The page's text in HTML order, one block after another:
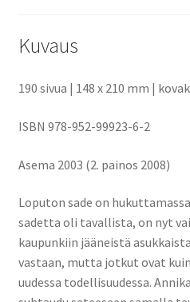
Kuvaus
190 sivua | 148 x 210 mm |
ISBN 978-952-99923-6-2
Asema 2003 (2. painos 2008)
Loputon sade on
sadetta oli tavallista, on nyt
kaupunkiin jääneistä
vastaan, mutta jotkut ovat
uudessa todellisuudessa.